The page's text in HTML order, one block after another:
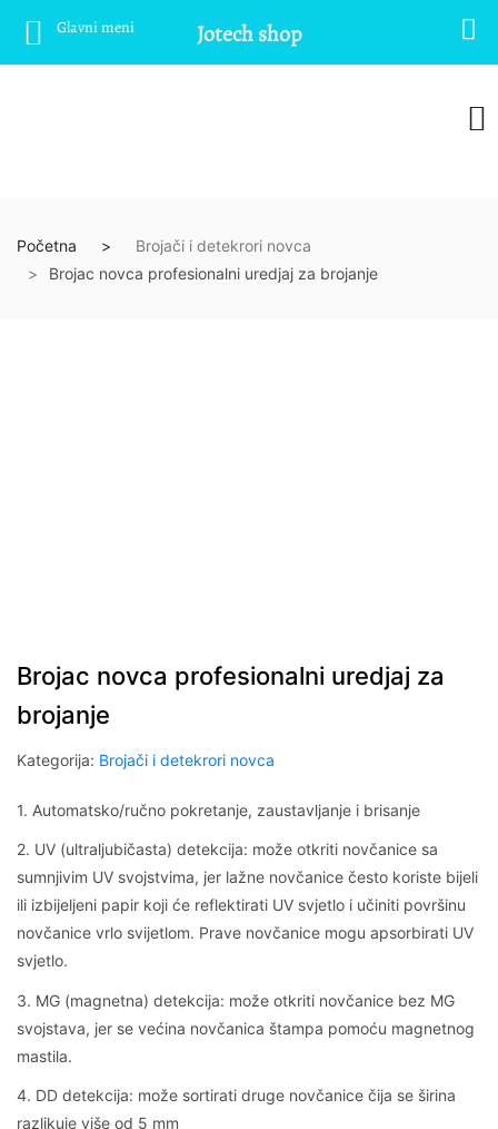
Početna
Brojači i detekrori novca
Brojac novca profesionalni uredjaj za brojanje
Brojac novca profesionalni uredjaj za
brojanje
Kategorija: Brojači i detekrori novca
1. Automatsko/ručno pokretanje, zaustavljanje i brisanje
2. UV (ultraljubičasta) detekcija: može otkriti novčanice sa
sumnjivim UV svojstvima, jer lažne novčanice često koriste bijeli
ili izbijeljeni papir koji će reflektirati UV svjetlo i učiniti površinu
novčanice vrlo svijetlom. Prave novčanice mogu apsorbirati UV
svjetlo.
3. MG (magnetna) detekcija: može otkriti novčanice bez MG
svojstava, jer se većina novčanica štampa pomoću magnetnog
mastila.
4. DD detekcija: može sortirati druge novčanice čija se širina
razlikuje više od 5 mm
Glavni meni Jotech shop